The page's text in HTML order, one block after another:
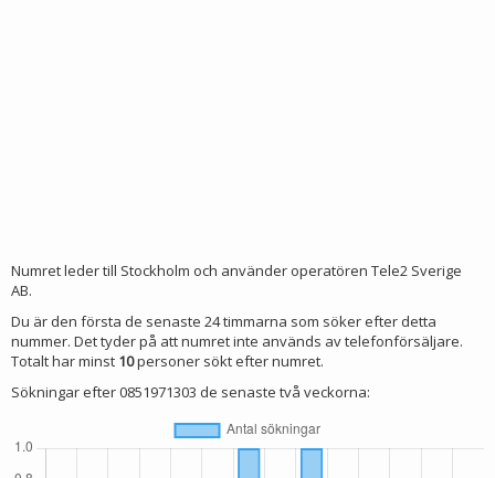
Numret leder till Stockholm och använder operatören Tele2 Sverige
AB.
Du är den första de senaste 24 timmarna som söker efter detta
nummer. Det tyder på att numret inte används av telefonförsäljare.
Totalt har minst 10personer sökt efter numret.
Sökningar efter 0851971303 de senaste två veckorna: